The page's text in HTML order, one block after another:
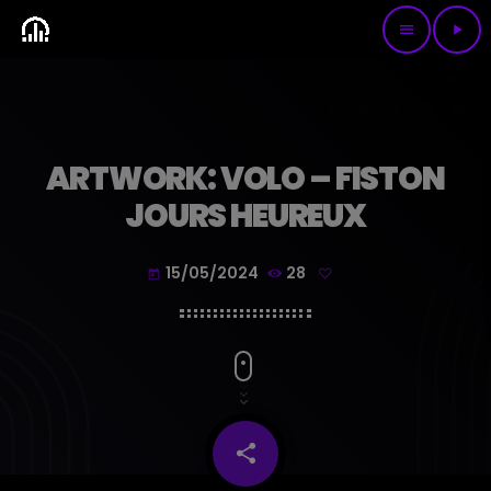
menu play_arrow
ARTWORK: VOLO – FISTON
JOURS HEUREUX
today 15/05/2024 28
share
email